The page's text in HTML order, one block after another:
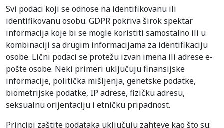
Svi podaci koji se odnose na identifikovanu ili
identifikovanu osobu. GDPR pokriva širok spektar
informacija koje bi se mogle koristiti samostalno ili u
kombinaciji sa drugim informacijama za identifikaciju
osobe. Lični podaci se protežu izvan imena ili adrese e-
pošte osobe. Neki primeri uključuju finansijske
informacije, politička mišljenja, genetske podatke,
biometrijske podatke, IP adrese, fizičku adresu,
seksualnu orijentaciju i etničku pripadnost.
Principi zaštite podataka uključuju zahteve kao što su: